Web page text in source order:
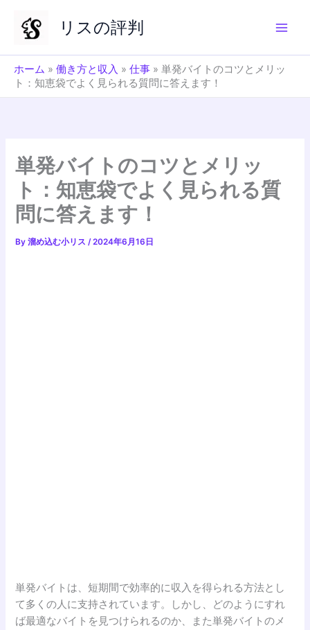
ス
リスの評判
ホーム » 働き方と収入 » 仕事 » 単発バイトのコツとメリッ
ト：知恵袋でよく見られる質問に答えます！
単発バイトのコツとメリッ
ト：知恵袋でよく見られる質
問に答えます！
By溜め込む小リス/2024年6月16日
単発バイトは、短期間で効率的に収入を得られる方法とし
て多くの人に支持されています。しかし、どのようにすれ
ば最適なバイトを見つけられるのか、また単発バイトのメ